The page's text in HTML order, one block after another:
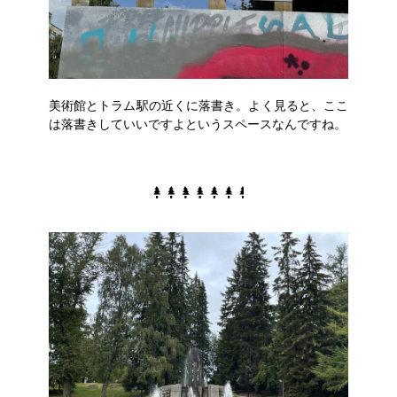
美術館とトラム駅の近くに落書き。よく見ると、ここ
は落書きしていいですよというスペースなんですね。